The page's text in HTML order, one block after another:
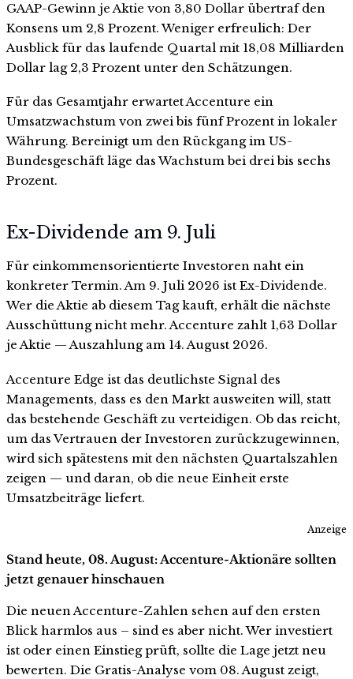
GAAP-Gewinn je Aktie von 3,80 Dollar übertraf den
Konsens um 2,8 Prozent. Weniger erfreulich: Der
Ausblick für das laufende Quartal mit 18,08 Milliarden
Dollar lag 2,3 Prozent unter den Schätzungen.
Für das Gesamtjahr erwartet Accenture ein
Umsatzwachstum von zwei bis fünf Prozent in lokaler
Währung. Bereinigt um den Rückgang im US-
Bundesgeschäft läge das Wachstum bei drei bis sechs
Prozent.
Ex-Dividende am 9. Juli
Für einkommensorientierte Investoren naht ein
konkreter Termin. Am 9. Juli 2026 ist Ex-Dividende.
Wer die Aktie ab diesem Tag kauft, erhält die nächste
Ausschüttung nicht mehr. Accenture zahlt 1,63 Dollar
je Aktie — Auszahlung am 14. August 2026.
Accenture Edge ist das deutlichste Signal des
Managements, dass es den Markt ausweiten will, statt
das bestehende Geschäft zu verteidigen. Ob das reicht,
um das Vertrauen der Investoren zurückzugewinnen,
wird sich spätestens mit den nächsten Quartalszahlen
zeigen — und daran, ob die neue Einheit erste
Umsatzbeiträge liefert.
Anzeige
Stand heute, 08. August: Accenture-Aktionäre sollten
jetzt genauer hinschauen
Die neuen Accenture-Zahlen sehen auf den ersten
Blick harmlos aus – sind es aber nicht. Wer investiert
ist oder einen Einstieg prüft, sollte die Lage jetzt neu
bewerten. Die Gratis-Analyse vom 08. August zeigt,